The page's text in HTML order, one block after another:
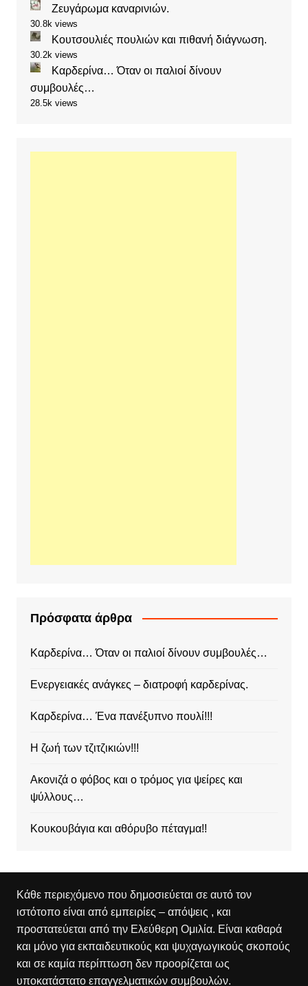
Ζευγάρωμα καναρινιών.
30.8k views
Κουτσουλιές πουλιών και πιθανή διάγνωση.
30.2k views
Καρδερίνα… Όταν οι παλιοί δίνουν
συμβουλές…
28.5k views
Πρόσφατα άρθρα
Καρδερίνα… Όταν οι παλιοί δίνουν συμβουλές…
Ενεργειακές ανάγκες – διατροφή καρδερίνας.
Καρδερίνα… Ένα πανέξυπνο πουλί!!!
Η ζωή των τζιτζικιών!!!
Ακονιζά ο φόβος και ο τρόμος για ψείρες και
ψύλλους…
Κουκουβάγια και αθόρυβο πέταγμα!!
Κάθε περιεχόμενο που δημοσιεύεται σε αυτό τον
ιστότοπο είναι από εμπειρίες – απόψεις , και
προστατεύεται από την Ελεύθερη Ομιλία. Είναι καθαρά
και μόνο για εκπαιδευτικούς και ψυχαγωγικούς σκοπούς
και σε καμία περίπτωση δεν προορίζεται ως
υποκατάστατο επαγγελματικών συμβουλών.